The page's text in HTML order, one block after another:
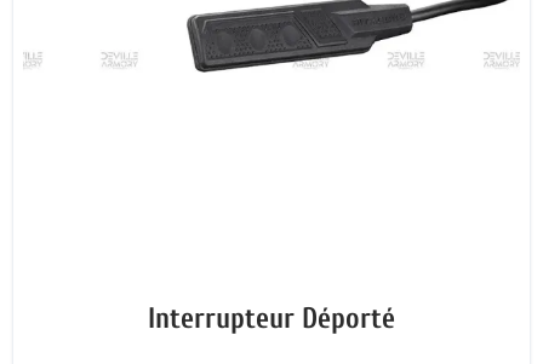
Interrupteur Déporté